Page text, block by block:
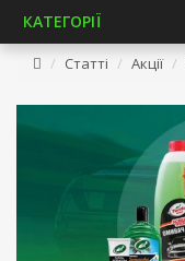
КАТЕГОРІЇ
Статті Акції